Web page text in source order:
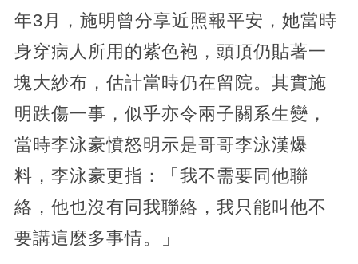
年3月，施明曾分享近照報平安，她當時
身穿病人所用的紫色袍，頭頂仍貼著一
塊大紗布，估計當時仍在留院。其實施
明跌傷一事，似乎亦令兩子關系生變，
當時李泳豪憤怒明示是哥哥李泳漢爆
料，李泳豪更指：「我不需要同他聯
絡，他也沒有同我聯絡，我只能叫他不
要講這麼多事情。」